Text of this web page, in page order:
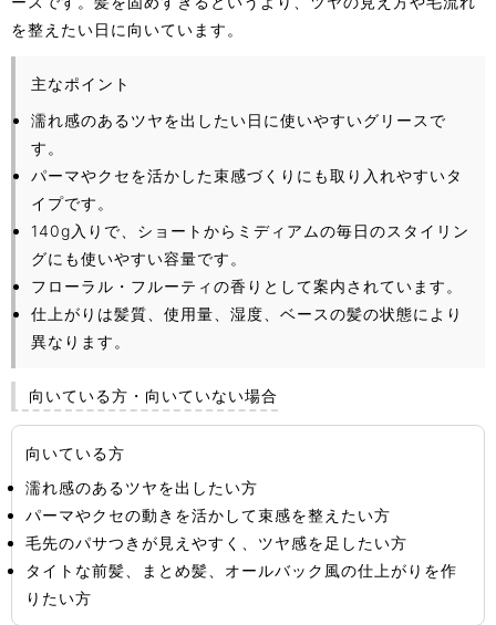
を整えたい日に向いています。
主なポイント
濡れ感のあるツヤを出したい日に使いやすいグリースで
す。
パーマやクセを活かした束感づくりにも取り入れやすいタ
イプです。
140g入りで、ショートからミディアムの毎日のスタイリン
グにも使いやすい容量です。
フローラル・フルーティの香りとして案内されています。
仕上がりは髪質、使用量、湿度、ベースの髪の状態により
異なります。
向いている方・向いていない場合
向いている方
濡れ感のあるツヤを出したい方
パーマやクセの動きを活かして束感を整えたい方
毛先のパサつきが見えやすく、ツヤ感を足したい方
タイトな前髪、まとめ髪、オールバック風の仕上がりを作
りたい方